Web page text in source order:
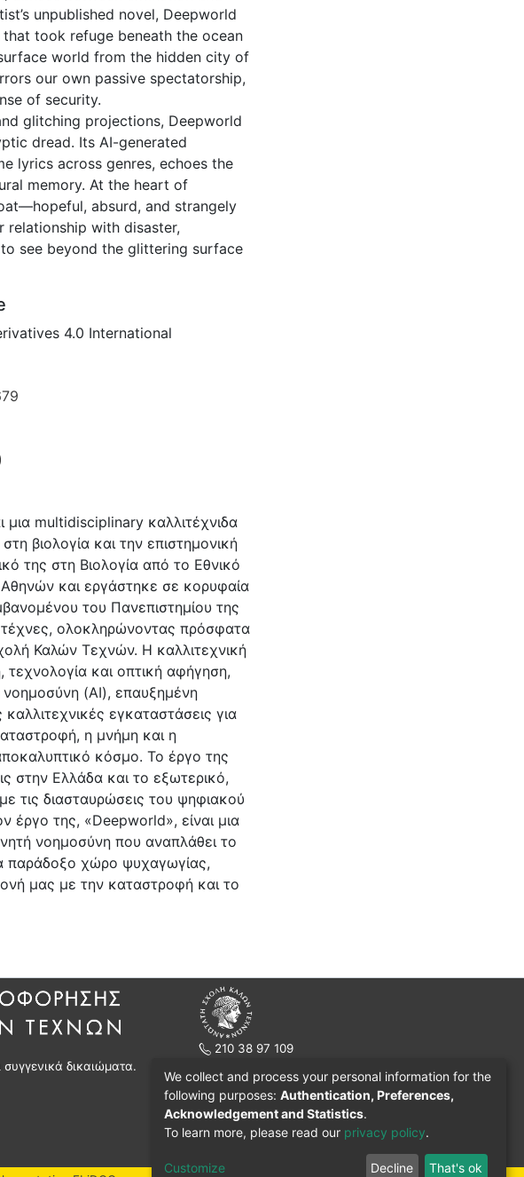
unpublished novel, Deepworld
took refuge beneath the ocean
world from the hidden city of
our own passive spectatorship,
of security.
glitching projections, Deepworld
dread. Its AI-generated
lyrics across genres, echoes the
memory. At the heart of
absurd, and strangely
relationship with disaster,
see beyond the glittering surface
4.0 International
μια multidisciplinary καλλιτέχνιδα
βιολογία και την επιστημονική
της στη Βιολογία από το Εθνικό
Αθηνών και εργάστηκε σε κορυφαία
του Πανεπιστημίου της
ολοκληρώνοντας πρόσφατα
Καλών Τεχνών. Η καλλιτεχνική
τεχνολογία και οπτική αφήγηση,
(AI), επαυξημένη
εγκαταστάσεις για
η μνήμη και η
κόσμο. Το έργο της
στην Ελλάδα και το εξωτερικό,
τις διασταυρώσεις του ψηφιακού
έργο της, «Deepworld», είναι μια
νοημοσύνη που αναπλάθει το
παράδοξο χώρο ψυχαγωγίας,
μας με την καταστροφή και το
δικαιώματα.
210 38 97 109
Πατησίων 42, Τ.Κ. 10682, Αθήνα
We collect and process your personal information for the
following purposes: Authentication, Preferences,
Acknowledgement and Statistics.
To learn more, please read our privacy policy.
Customize Decline That's ok